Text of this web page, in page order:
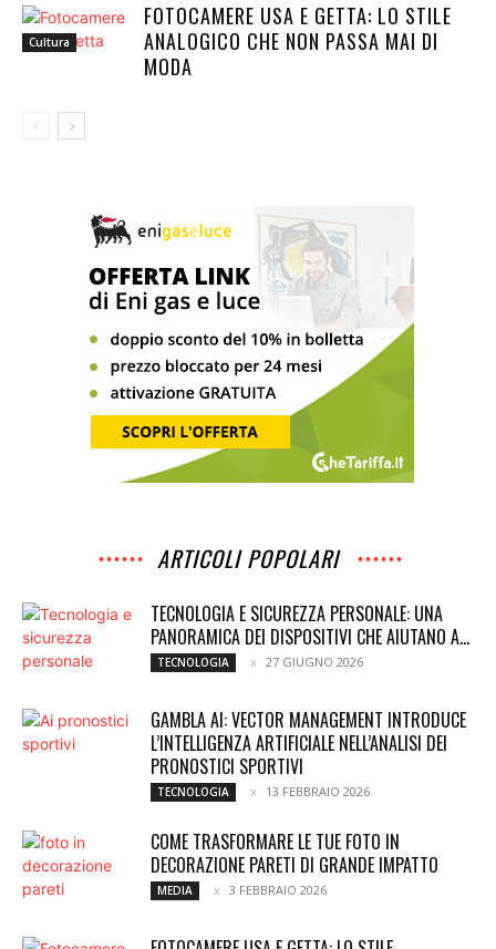
Cultura
FOTOCAMERE USA E GETTA: LO STILE
ANALOGICO CHE NON PASSA MAI DI
MODA
ARTICOLI POPOLARI
TECNOLOGIA E SICUREZZA PERSONALE: UNA
PANORAMICA DEI DISPOSITIVI CHE AIUTANO A...
TECNOLOGIA 27 GIUGNO 2026
GAMBLA AI: VECTOR MANAGEMENT INTRODUCE
L’INTELLIGENZA ARTIFICIALE NELL’ANALISI DEI
PRONOSTICI SPORTIVI
TECNOLOGIA 13 FEBBRAIO 2026
COME TRASFORMARE LE TUE FOTO IN
DECORAZIONE PARETI DI GRANDE IMPATTO
MEDIA 3 FEBBRAIO 2026